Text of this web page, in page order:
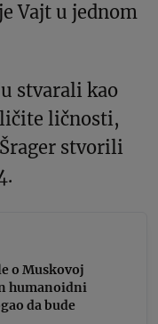
Vajt u jednom
stvarali kao
ličnosti,
stvorili
o Muskovoj
humanoidni
da bude